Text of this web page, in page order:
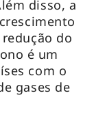
disso, a
do
é um
com o
gases de